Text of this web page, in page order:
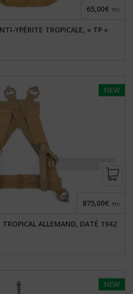
YPÉRITE TROPICALE, « TP »
65,00€ TTC
NEW
TROPICAL ALLEMAND, DATÉ 1942
875,00€ TTC
NEW